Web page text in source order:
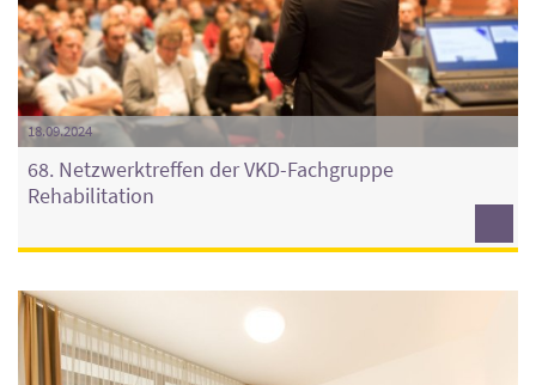
18.09.2024
68. Netzwerktreffen der VKD-Fachgruppe
Rehabilitation